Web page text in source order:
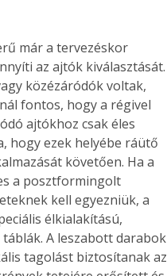
már a tervezéskor
az ajtók kiválasztását.
közézáródók voltak,
fontos, hogy a régivel
ajtókhoz csak éles
hogy ezek helyébe ráütő
követően. Ha a
a posztformingolt
kell egyezniük, a
élkialakítású,
A leszabott darabok
tagolást biztosítanak az